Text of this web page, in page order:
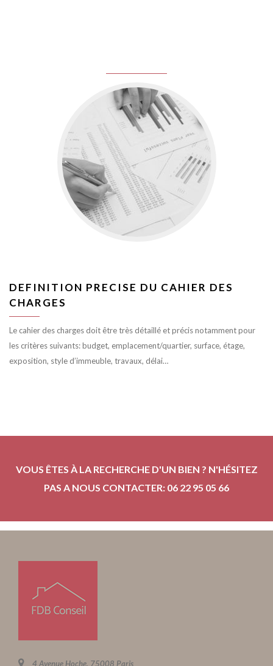
DEFINITION PRECISE DU CAHIER DES
CHARGES
Le cahier des charges doit être très détaillé et précis notamment pour
les critères suivants: budget, emplacement/quartier, surface, étage,
exposition, style d’immeuble, travaux, délai…
VOUS ÊTES À LA RECHERCHE D'UN BIEN ? N'HÉSITEZ
PAS A NOUS CONTACTER: 06 22 95 05 66
4 Avenue Hoche, 75008 Paris